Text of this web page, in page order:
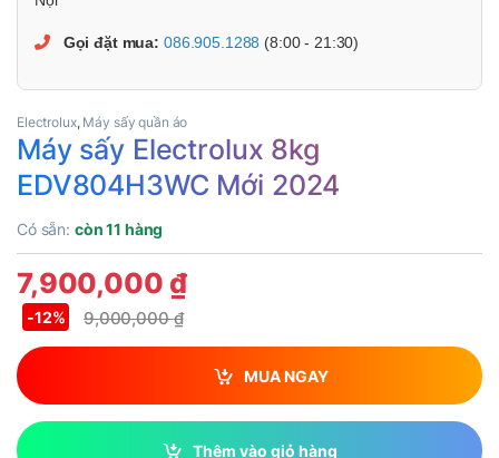
Gọi đặt mua: 086.905.1288 (8:00 - 21:30)
Electrolux, Máy sấy quần áo
Máy sấy Electrolux 8kg
EDV804H3WC Mới 2024
Có sẵn: còn 11 hàng
7,900,000 ₫
9,000,000₫
-12%
MUA NGAY
Thêm vào giỏ hàng